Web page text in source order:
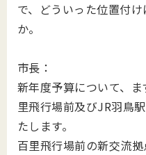
で、どういった位置付
か。
市長：
新年度予算について、
里飛行場前及びJR羽鳥
たします。
百里飛行場前の新交流